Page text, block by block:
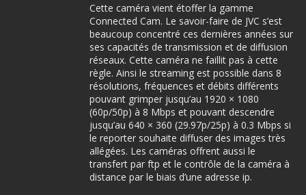
Cette caméra vient étoffer la gamme
Connected Cam. Le savoir-faire de JVC s’est
beaucoup concentré ces dernières années sur
ses capacités de transmission et de diffusion
réseaux. Cette caméra ne faillit pas à cette
règle. Ainsi le streaming est possible dans 8
résolutions, fréquences et débits différents
pouvant grimper jusqu’au 1920 × 1080
(60p/50p) à 8 Mbps et pouvant descendre
jusqu’au 640 × 360 (29.97p/25p) à 0.3 Mbps si
le reporter souhaite diffuser des images très
allégées. Les caméras offrent aussi le
transfert par ftp et le contrôle de la caméra à
distance par le biais d’une adresse ip.